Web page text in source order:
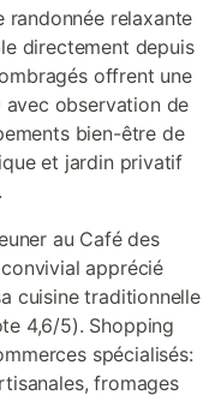
randonnée relaxante
directement depuis
offrent une
avec observation de
bien-être de
et jardin privatif
au Café des
apprécié
cuisine traditionnelle
4,6/5). Shopping
spécialisés:
fromages